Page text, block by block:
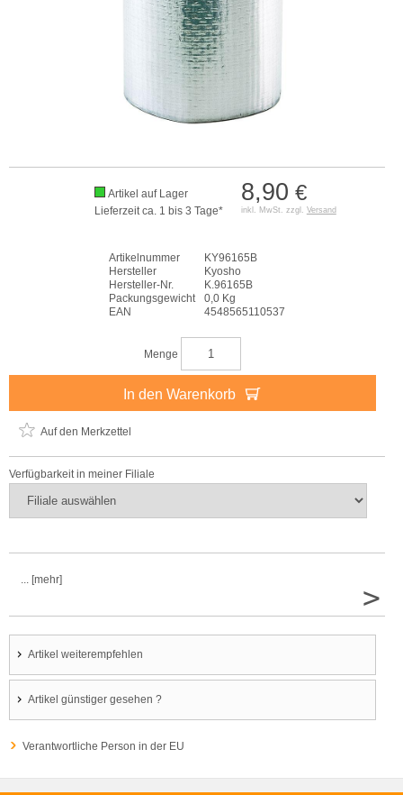
8,90 €
inkl. MwSt. zzgl. Versand
Artikel auf Lager
Lieferzeit ca. 1 bis 3 Tage*
Artikelnummer
KY96165B
Hersteller
Kyosho
Hersteller-Nr.
K.96165B
Packungsgewicht
0,0 Kg
EAN
4548565110537
Menge
In den Warenkorb
Auf den Merkzettel
Verfügbarkeit in meiner Filiale
... [mehr]
>
Artikel weiterempfehlen
Artikel günstiger gesehen ?
Verantwortliche Person in der EU